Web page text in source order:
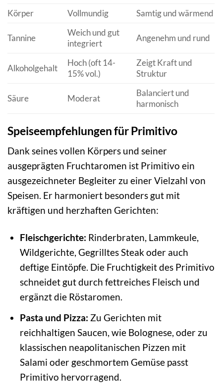
Körper Vollmundig Samtig und wärmend
Tannine
Weich und gut
integriert
Angenehm und rund
Alkoholgehalt
Hoch (oft 14-
15% vol.)
Zeigt Kraft und
Struktur
Säure Moderat
Balanciert und
harmonisch
Speiseempfehlungen für Primitivo
Dank seines vollen Körpers und seiner
ausgeprägten Fruchtaromen ist Primitivo ein
ausgezeichneter Begleiter zu einer Vielzahl von
Speisen. Er harmoniert besonders gut mit
kräftigen und herzhaften Gerichten:
Fleischgerichte: Rinderbraten, Lammkeule,
Wildgerichte, Gegrilltes Steak oder auch
deftige Eintöpfe. Die Fruchtigkeit des Primitivo
schneidet gut durch fettreiches Fleisch und
ergänzt die Röstaromen.
Pasta und Pizza: Zu Gerichten mit
reichhaltigen Saucen, wie Bolognese, oder zu
klassischen neapolitanischen Pizzen mit
Salami oder geschmortem Gemüse passt
Primitivo hervorragend.